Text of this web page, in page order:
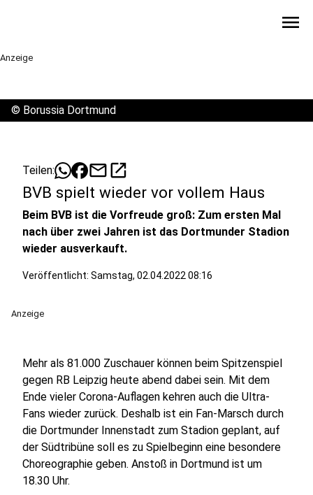
menu
Anzeige
© Borussia Dortmund
Teilen: mailopen_in_new
BVB spielt wieder vor vollem Haus
Beim BVB ist die Vorfreude groß: Zum ersten Mal
nach über zwei Jahren ist das Dortmunder Stadion
wieder ausverkauft.
Veröffentlicht: Samstag, 02.04.2022 08:16
Anzeige
Mehr als 81.000 Zuschauer können beim Spitzenspiel
gegen RB Leipzig heute abend dabei sein. Mit dem
Ende vieler Corona-Auflagen kehren auch die Ultra-
Fans wieder zurück. Deshalb ist ein Fan-Marsch durch
die Dortmunder Innenstadt zum Stadion geplant, auf
der Südtribüne soll es zu Spielbeginn eine besondere
Choreographie geben. Anstoß in Dortmund ist um
18.30 Uhr.